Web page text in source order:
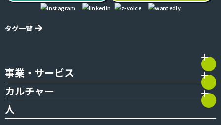
タグ一覧
事業・サービス
カルチャー
人